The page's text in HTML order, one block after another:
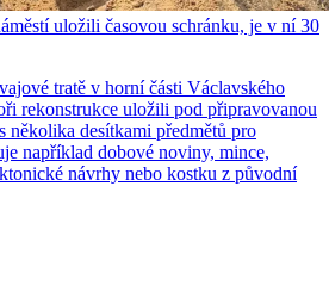
uložili časovou schránku, je v ní 30
tratě v horní části Václavského
rekonstrukce uložili pod připravovanou
několika desítkami předmětů pro
například dobové noviny, mince,
návrhy nebo kostku z původní